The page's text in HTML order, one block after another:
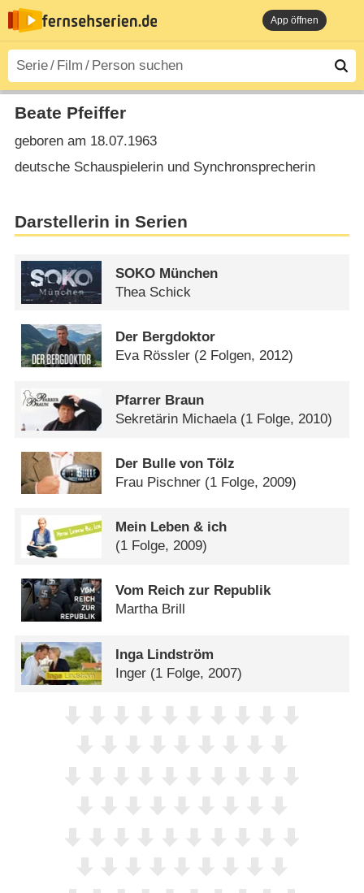
App öffnen
Beate Pfeiffer
geboren am 18.07.1963
deutsche Schauspielerin und Synchronsprecherin
Darstellerin in Serien
SOKO München
Thea Schick
Der Bergdoktor
Eva Rössler (2 Folgen, 2012)
Pfarrer Braun
Sekretärin Michaela (1 Folge, 2010)
Der Bulle von Tölz
Frau Pischner (1 Folge, 2009)
Mein Leben & ich
(1 Folge, 2009)
Vom Reich zur Republik
Martha Brill
Inga Lindström
Inger (1 Folge, 2007)